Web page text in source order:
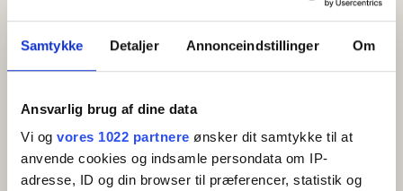
Samtykke Detaljer Annonceindstillinger Om
Ansvarlig brug af dine data
Vi og vores 1022 partnere ønsker dit samtykke til at
anvende cookies og indsamle persondata om IP-
adresse, ID og din browser til præferencer, statistik og
Adresse:Bagergade 4, 3740 Svaneke
Altan/terrasse
TV
Køleskab
Sovesofa
Kaffemaskine/elkedel